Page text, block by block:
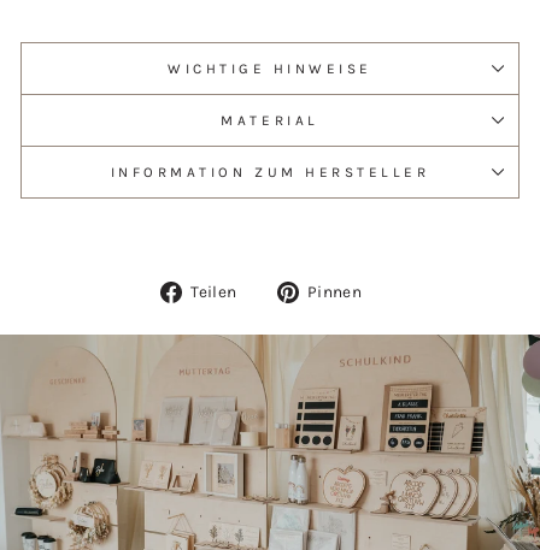
WICHTIGE HINWEISE
MATERIAL
INFORMATION ZUM HERSTELLER
Teilen
Auf
Pinnen